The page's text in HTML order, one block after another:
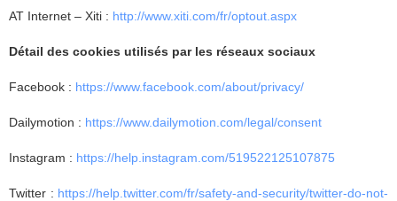
AT Internet – Xiti : http://www.xiti.com/fr/optout.aspx
Détail des cookies utilisés par les réseaux sociaux
Facebook : https://www.facebook.com/about/privacy/
Dailymotion : https://www.dailymotion.com/legal/consent
Instagram : https://help.instagram.com/519522125107875
Twitter : https://help.twitter.com/fr/safety-and-security/twitter-do-not-